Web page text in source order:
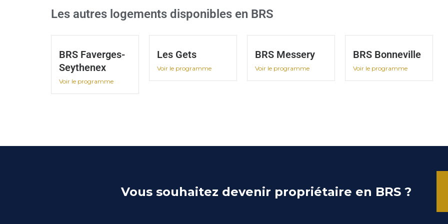
Les autres logements disponibles en BRS
BRS Faverges-
Seythenex
Voir le programme
Les Gets
Voir le programme
BRS Messery
Voir le programme
BRS Bonneville
Voir le programme
Vous souhaitez devenir propriétaire en BRS ?